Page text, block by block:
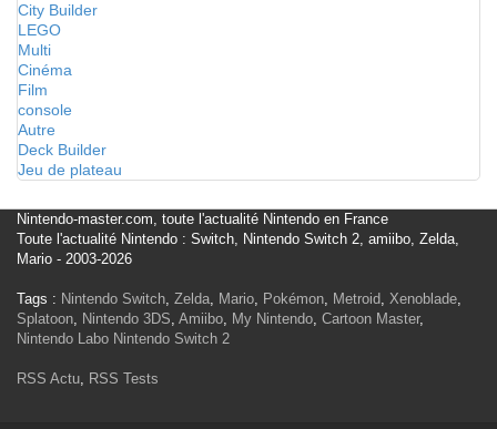
City Builder
LEGO
Multi
Cinéma
Film
console
Autre
Deck Builder
Jeu de plateau
Nintendo-master.com, toute l'actualité Nintendo en France
Toute l'actualité Nintendo : Switch, Nintendo Switch 2, amiibo, Zelda,
Mario - 2003-2026
Tags : Nintendo Switch, Zelda, Mario, Pokémon, Metroid, Xenoblade,
Splatoon, Nintendo 3DS, Amiibo, My Nintendo, Cartoon Master,
Nintendo Labo Nintendo Switch 2
RSS Actu, RSS Tests